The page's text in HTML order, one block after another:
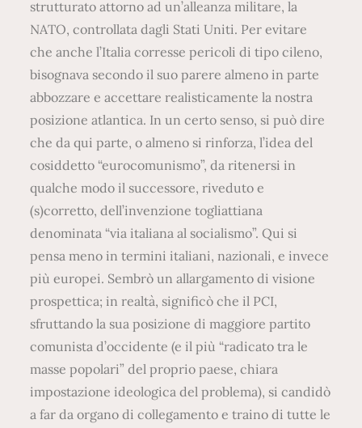
strutturato attorno ad un’alleanza militare, la
NATO, controllata dagli Stati Uniti. Per evitare
che anche l’Italia corresse pericoli di tipo cileno,
bisognava secondo il suo parere almeno in parte
abbozzare e accettare realisticamente la nostra
posizione atlantica. In un certo senso, si può dire
che da qui parte, o almeno si rinforza, l’idea del
cosiddetto “eurocomunismo”, da ritenersi in
qualche modo il successore, riveduto e
(s)corretto, dell’invenzione togliattiana
denominata “via italiana al socialismo”. Qui si
pensa meno in termini italiani, nazionali, e invece
più europei. Sembrò un allargamento di visione
prospettica; in realtà, significò che il PCI,
sfruttando la sua posizione di maggiore partito
comunista d’occidente (e il più “radicato tra le
masse popolari” del proprio paese, chiara
impostazione ideologica del problema), si candidò
a far da organo di collegamento e traino di tutte le